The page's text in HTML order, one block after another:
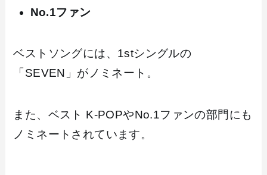
No.1ファン
ベストソングには、1stシングルの
「SEVEN」がノミネート。
また、ベスト K-POPやNo.1ファンの部門にも
ノミネートされています。